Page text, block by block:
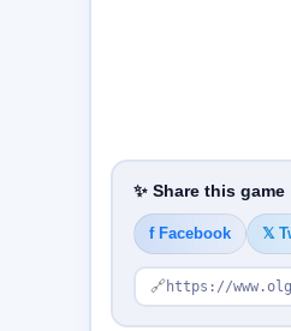
✨ Share this game
f Facebook 𝕏
🔗 https://